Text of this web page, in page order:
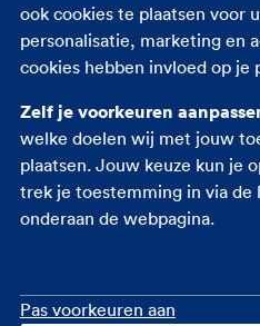
Rechtsbijstandverzekering
Ongevallenverzekering
ook cookies te plaatsen voor
personalisatie, marketing en
cookies hebben invloed op je
Zelf je voorkeuren
welke doelen wij met jouw
plaatsen. Jouw keuze kun je
trek je toestemming in via
onderaan de webpagina.
Pas voorkeuren aan